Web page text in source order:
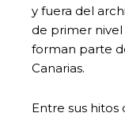
y fuera del
de primer
forman parte
Canarias.
Entre sus